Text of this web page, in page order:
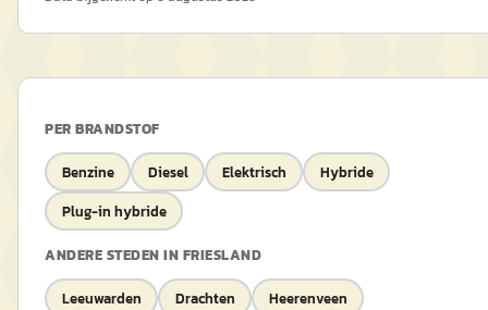
PER BRANDSTOF
Benzine Diesel Elektrisch
Hybride
Plug-in hybride
ANDERE STEDEN IN FRIESLAND
Leeuwarden Drachten
Heerenveen